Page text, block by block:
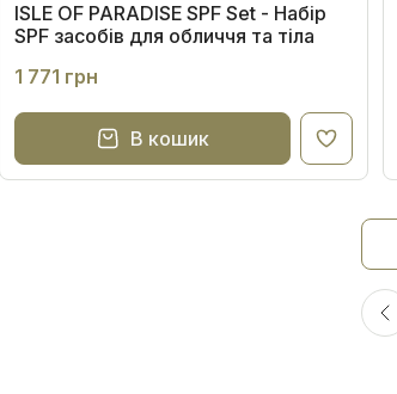
ISLE OF PARADISE SPF Set - Набір
SPF засобів для обличчя та тіла
1 771 грн
В кошик